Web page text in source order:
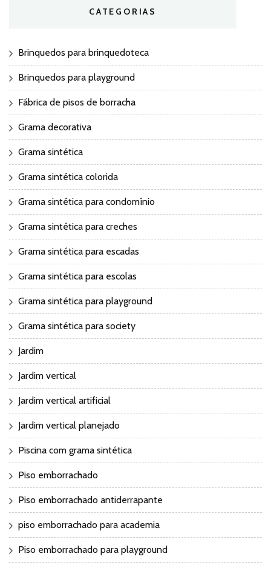
CATEGORIAS
Brinquedos para brinquedoteca
Brinquedos para playground
Fábrica de pisos de borracha
Grama decorativa
Grama sintética
Grama sintética colorida
Grama sintética para condomínio
Grama sintética para creches
Grama sintética para escadas
Grama sintética para escolas
Grama sintética para playground
Grama sintética para society
Jardim
Jardim vertical
Jardim vertical artificial
Jardim vertical planejado
Piscina com grama sintética
Piso emborrachado
Piso emborrachado antiderrapante
piso emborrachado para academia
Piso emborrachado para playground